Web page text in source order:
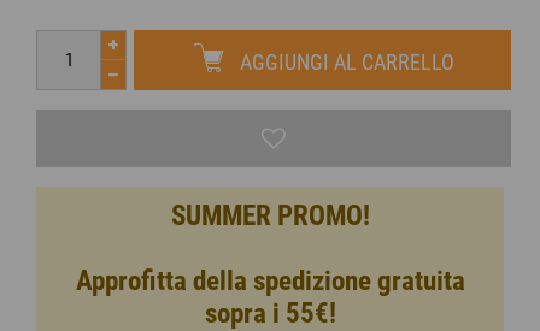
AGGIUNGI AL CARRELLO
SUMMER PROMO!
Approfitta della spedizione gratuita
sopra i 55€!